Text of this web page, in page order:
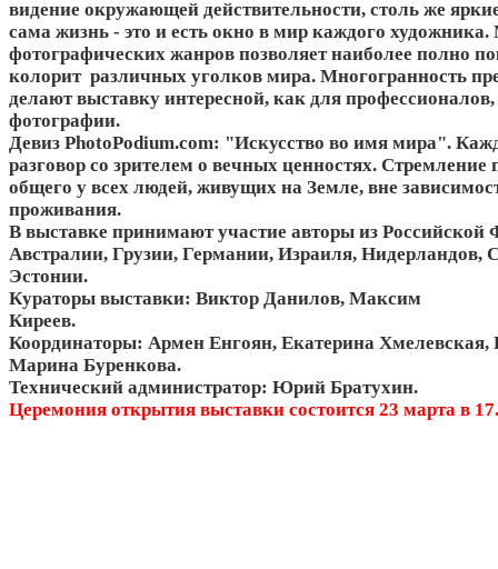
видение окружающей действительности, столь же
сама жизнь - это и есть окно в мир каждого художника.
фотографических жанров позволяет наиболее полно
колорит различных уголков мира. Многогранность
делают выставку интересной, как для
фотографии.
Девиз PhotoPodium.com: "Искусство во имя мира".
разговор со зрителем о вечных ценностях. Стремление
общего у всех людей, живущих на Земле, вне
проживания.
В выставке принимают участие авторы из
Австралии, Грузии, Германии, Израиля,
Эстонии.
Кураторы выставки: Виктор Данилов, Максим
Киреев.
Координаторы: Армен Енгоян, Екатерина Хмелевская,
Марина Буренкова.
Технический администратор: Юрий Братухин.
Церемония открытия выставки состоится 23 марта в